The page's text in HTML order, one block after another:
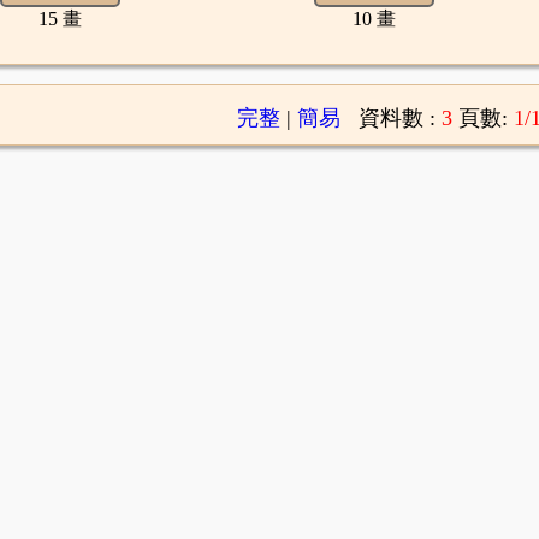
15 畫 10 畫
完整| 簡易 資料數 : 3 頁數: 1/